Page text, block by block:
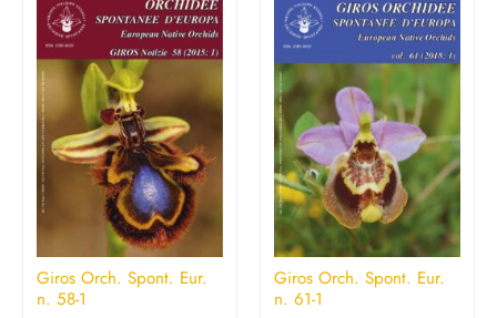
Giros Orch. Spont. Eur.
n. 58-1
Giros Orch. Spont. Eur.
n. 61-1